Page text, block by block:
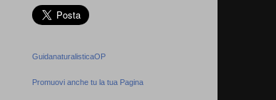
GuidanaturalisticaOP
Promuovi anche tu la tua Pagina